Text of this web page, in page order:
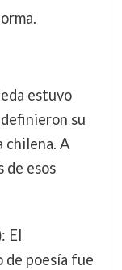
estuvo
su
chilena. A
de esos
: El
de poesía fue